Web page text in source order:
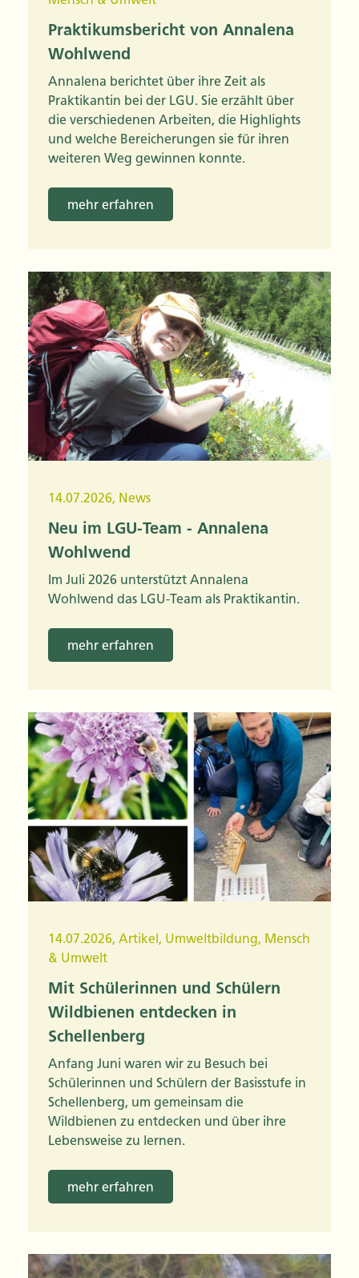
Praktikumsbericht von Annalena
Wohlwend
Annalena berichtet über ihre Zeit als
Praktikantin bei der LGU. Sie erzählt über
die verschiedenen Arbeiten, die Highlights
und welche Bereicherungen sie für ihren
weiteren Weg gewinnen konnte.
mehr erfahren
14.07.2026, News
Neu im LGU-Team - Annalena
Wohlwend
Im Juli 2026 unterstützt Annalena
Wohlwend das LGU-Team als Praktikantin.
mehr erfahren
14.07.2026, Artikel, Umweltbildung, Mensch
& Umwelt
Mit Schülerinnen und Schülern
Wildbienen entdecken in
Schellenberg
Anfang Juni waren wir zu Besuch bei
Schülerinnen und Schülern der Basisstufe in
Schellenberg, um gemeinsam die
Wildbienen zu entdecken und über ihre
Lebensweise zu lernen.
mehr erfahren